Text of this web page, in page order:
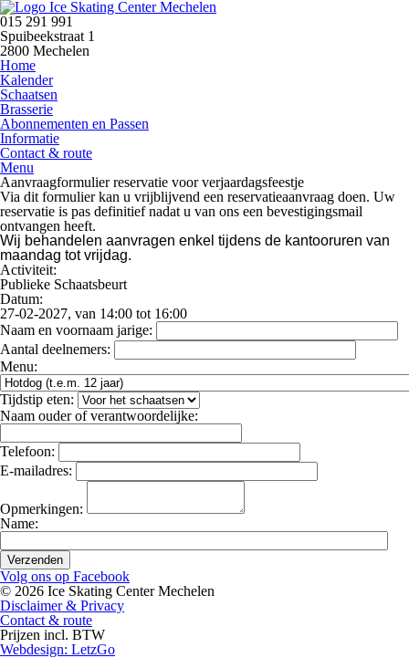
015 291 991
Spuibeekstraat 1
2800 Mechelen
Home
Kalender
Schaatsen
Brasserie
Abonnementen en Passen
Informatie
Contact & route
Menu
Aanvraagformulier reservatie voor verjaardagsfeestje
Via dit formulier kan u vrijblijvend een reservatieaanvraag doen. Uw
reservatie is pas definitief nadat u van ons een bevestigingsmail
ontvangen heeft.
Wij behandelen aanvragen enkel tijdens de kantooruren van
maandag tot vrijdag.
Activiteit:
Publieke Schaatsbeurt
Datum:
27-02-2027, van 14:00 tot 16:00
Naam en voornaam jarige:
Aantal deelnemers:
Menu:
Tijdstip eten:
Naam ouder of verantwoordelijke:
Telefoon:
E-mailadres:
Opmerkingen:
Name:
Volg ons op Facebook
© 2026 Ice Skating Center Mechelen
Disclaimer & Privacy
Contact & route
Prijzen incl. BTW
Webdesign: LetzGo